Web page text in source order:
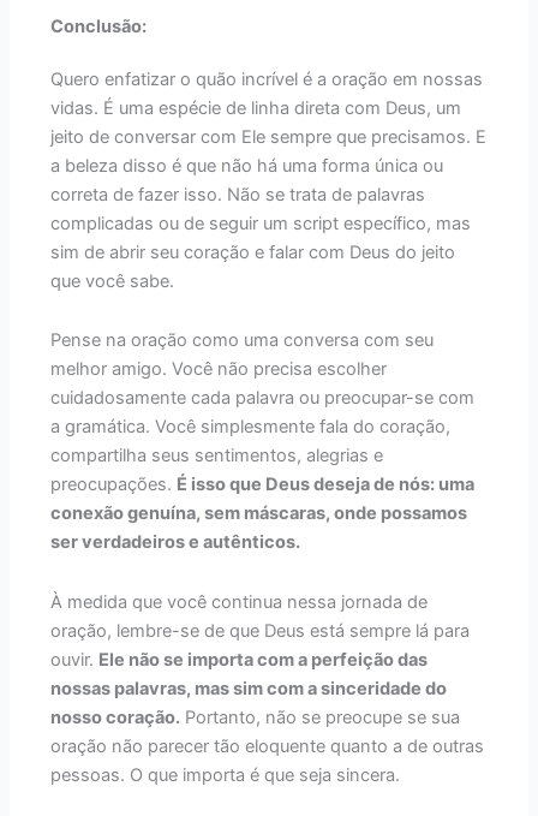
Conclusão:
Quero enfatizar o quão incrível é a oração em nossas
vidas. É uma espécie de linha direta com Deus, um
jeito de conversar com Ele sempre que precisamos. E
a beleza disso é que não há uma forma única ou
correta de fazer isso. Não se trata de palavras
complicadas ou de seguir um script específico, mas
sim de abrir seu coração e falar com Deus do jeito
que você sabe.
Pense na oração como uma conversa com seu
melhor amigo. Você não precisa escolher
cuidadosamente cada palavra ou preocupar-se com
a gramática. Você simplesmente fala do coração,
compartilha seus sentimentos, alegrias e
preocupações. É isso que Deus deseja de nós: uma
conexão genuína, sem máscaras, onde possamos
ser verdadeiros e autênticos.
À medida que você continua nessa jornada de
oração, lembre-se de que Deus está sempre lá para
ouvir. Ele não se importa com a perfeição das
nossas palavras, mas sim com a sinceridade do
nosso coração. Portanto, não se preocupe se sua
oração não parecer tão eloquente quanto a de outras
pessoas. O que importa é que seja sincera.